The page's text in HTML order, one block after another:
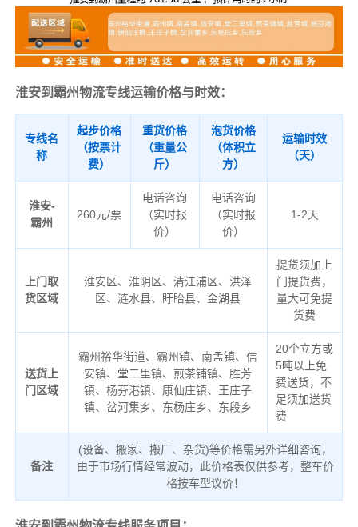
淮安到霸州物流专线运输价格与时效：
专线名
称
起步价格
（按票计
费）
重货价格
（重量公
斤）
泡货价格
（体积立
方）
运输时效
（天）
淮安-
霸州
260元/票
电话咨询
（实时报
价）
电话咨询
（实时报
价）
1-2天
上门取
货区域
淮安区、淮阴区、清江浦区、洪泽
区、涟水县、盱眙县、金湖县
提货须加上
门提货费，
量大可免提
货费
送货上
门区域
霸州裕华街道、霸州镇、南孟镇、信
安镇、堂二里镇、煎茶铺镇、胜芳
镇、杨芬港镇、康仙庄镇、王庄子
镇、岔河集乡、东杨庄乡、东段乡
20个立方或
5吨以上免
费送货，不
足须加送货
费
备注
(设备、搬家、搬厂、杂货)等价格需另外详细咨询，
由于市场行情经常波动，此价格表仅供参考，整车价
格按车型议价！